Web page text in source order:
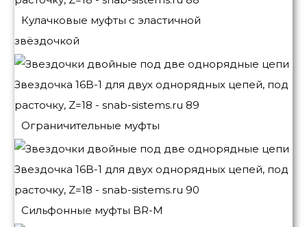
Кулачковые муфты с эластичной
звёздочкой
Ограничительные муфты
Сильфонные муфты BR-M